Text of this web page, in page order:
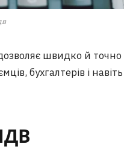
швидко й точно
бухгалтерів і